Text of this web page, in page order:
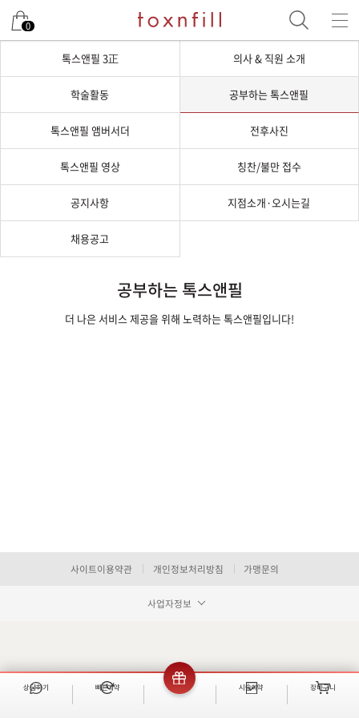
0
톡스앤필 3正 의사 & 직원 소개
학술활동 공부하는 톡스앤필
톡스앤필 앰버서더 전후사진
톡스앤필 영상 칭찬/불만 접수
공지사항 지점소개·오시는길
채용공고
공부하는 톡스앤필
더 나은 서비스 제공을 위해 노력하는 톡스앤필입니다!
사이트이용약관 개인정보처리방침 가맹문의
사업자정보
상담하기 빠른예약 이벤트 시술예약 장바구니